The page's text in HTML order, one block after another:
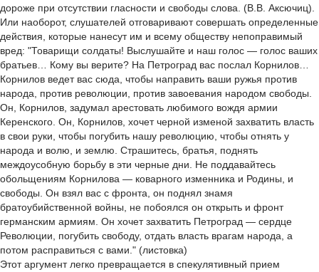
дороже при отсутствии гласности и свободы слова. (В.В. Аксючиц).
Или наоборот, слушателей отговаривают совершать определенные
действия, которые нанесут им и всему обществу непоправимый
вред: "Товарищи солдаты! Выслушайте и наш голос — голос ваших
братьев… Кому вы верите? На Петроград вас послал Корнилов…
Корнилов ведет вас сюда, чтобы направить ваши ружья против
народа, против революции, против завоевания народом свободы.
Он, Корнилов, задумал арестовать любимого вождя армии
Керенского. Он, Корнилов, хочет черной изменой захватить власть
в свои руки, чтобы погубить нашу революцию, чтобы отнять у
народа и волю, и землю. Страшитесь, братья, поднять
междоусобную борьбу в эти черные дни. Не поддавайтесь
обольщениям Корнилова — коварного изменника и Родины, и
свободы. Он взял вас с фронта, он поднял знамя
братоубийственной войны, не побоялся он открыть и фронт
германским армиям. Он хочет захватить Петроград — сердце
Революции, погубить свободу, отдать власть врагам народа, а
потом расправиться с вами." (листовка)
Этот аргумент легко превращается в спекулятивный прием